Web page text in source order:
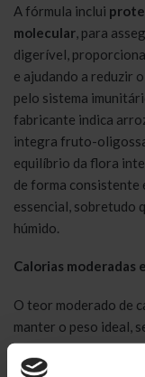
A fórmula inclui
molecular, para
digerível,
e ajudando a reduzir
pelo sistema
fabricante indica
integra fruto-
equilíbrio da flora
de forma consistente
essencial, sobretudo
húmido.
Calorias
O teor moderado de
manter o peso ideal,
dieta. O fabricante
para ajudar a manter